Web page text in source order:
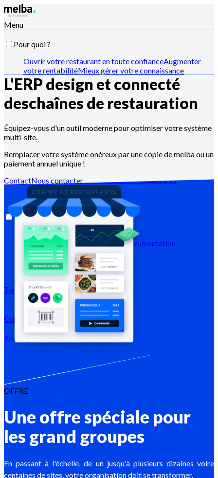
Menu
Pour quoi ?
Ouvrir votre restaurant en toute confianceAugmenter
votre rentabilitéMieux gérer votre connaissance
recette Optimiser vos stocks et inventaires Passer vos
commandes fournisseurOrganiser votre production
l'hygiène et la traçabilité
Piloter vos devis et ventes
avec Claude, ChatGPT ou API
Les chaînes de restaurants
Les cuisines centrales
Les traiteurs
boulangers et pâtissiersLes hôtels-restaurants
Ressources
Blog Centre d'aideBusiness
caseMarketplace NewslettersDocumentation
APIDocumentation MCP
Tarifs
Connexion →
Tester gratuitement Inscription
L'ERP design et connecté
deschaînes de restauration
Équipez-vous d'un outil moderne pour optimiser votre système
multi-site.
Remplacer votre système onéreux par une copie de melba ou un
paiement annuel unique !
ContactNous contacter
OFFRE
Une offre spéciale pour
les grand groupes
En passant à l'échelle, de un jusqu'à plusieurs dizaines voire
centaines de sites, votre organisation doit se transformer.